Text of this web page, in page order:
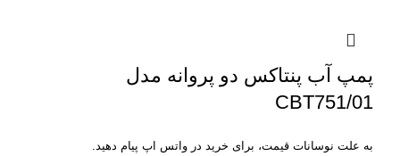
پمپ آب پنتاکس دو پروانه مدل
CBT751/01
به علت نوسانات قیمت، برای خرید در واتس اپ پیام دهید.